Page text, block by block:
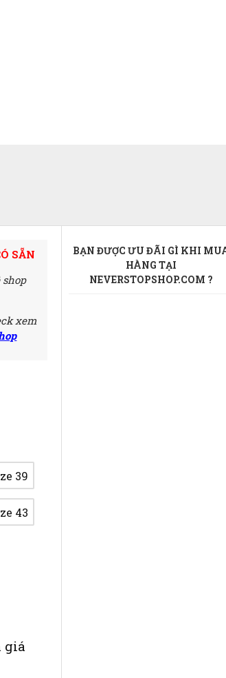
giá
39
43
SẴN
xem
BẠN ĐƯỢC ƯU ĐÃI GÌ KHI
HÀNG TẠI
NEVERSTOPSHOP.COM ?